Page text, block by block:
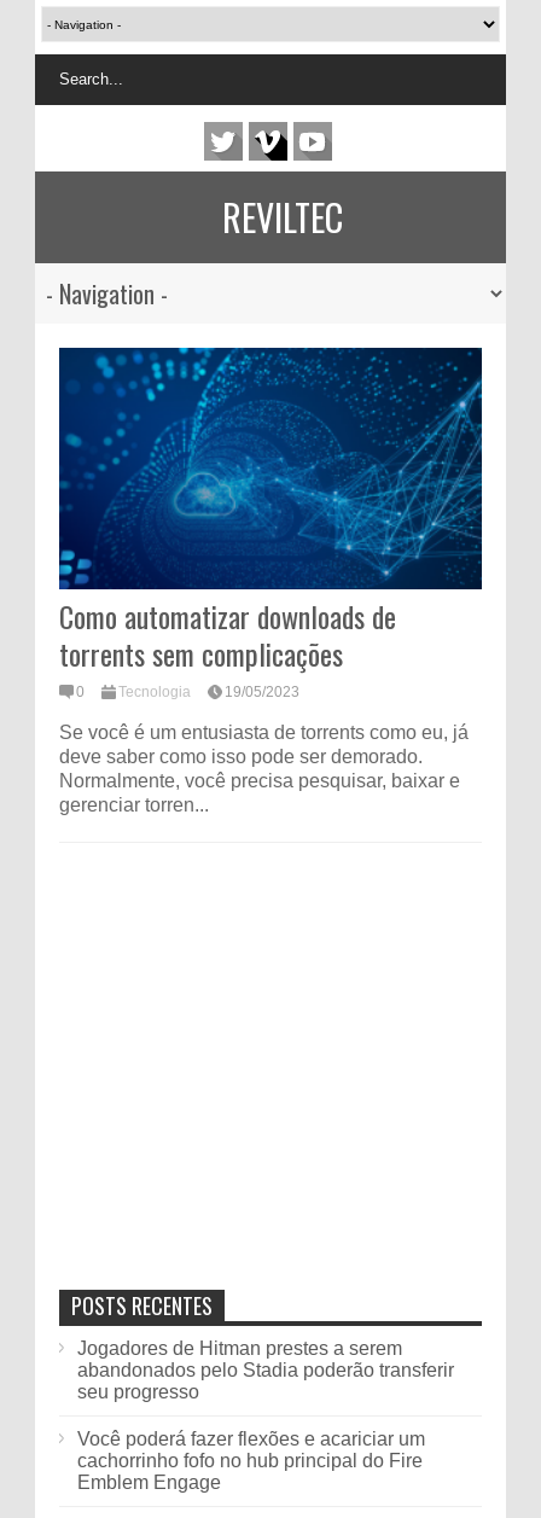
REVILTEC
Como automatizar downloads de
torrents sem complicações
0 Tecnologia 19/05/2023
Se você é um entusiasta de torrents como eu, já
deve saber como isso pode ser demorado.
Normalmente, você precisa pesquisar, baixar e
gerenciar torren...
POSTS RECENTES
Jogadores de Hitman prestes a serem
abandonados pelo Stadia poderão transferir
seu progresso
Você poderá fazer flexões e acariciar um
cachorrinho fofo no hub principal do Fire
Emblem Engage